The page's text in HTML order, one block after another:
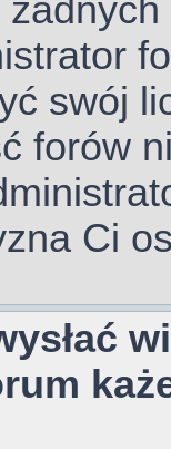
swój
forów
Ci